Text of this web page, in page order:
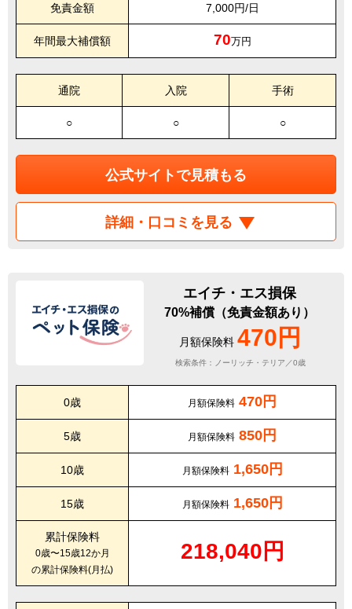
免責金額 7,000円/日
年間最大補償額 70万円
通院 入院 手術
○ ○ ○
公式サイトで見積もる
詳細・口コミを見る
エイチ・エス損保
70%補償（免責金額あり）
月額保険料 470円
検索条件：ノーリッチ・テリア／0歳
0歳 月額保険料 470円
5歳 月額保険料 850円
10歳 月額保険料 1,650円
15歳 月額保険料 1,650円
累計保険料
0歳〜15歳12か月
の累計保険料(月払)
218,040円